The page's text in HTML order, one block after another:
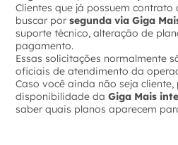
Clientes que já possuem
buscar porsegunda via Giga
suporte técnico, alteração de
pagamento.
Essas solicitações normalmente
oficiais de atendimento da
Caso você ainda não seja
disponibilidade daGiga Mais
saber quais planos aparecem